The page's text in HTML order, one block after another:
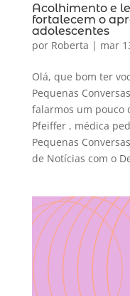
Acolhimento e
fortalecem o
adolescentes
por Roberta | mar
Olá, que bom ter
Pequenas
falarmos um pouco
Pfeiffer , médica
Pequenas
de Notícias com o